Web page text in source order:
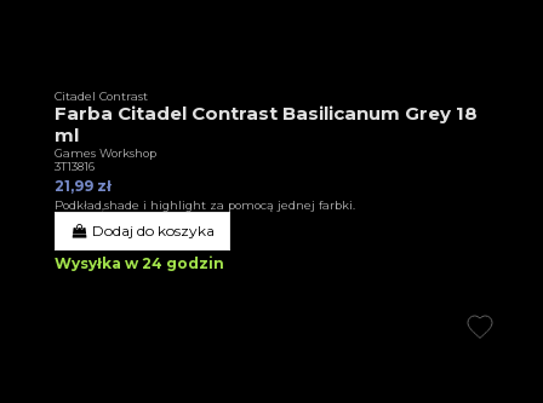
Citadel Contrast
Farba Citadel Contrast Basilicanum Grey 18
ml
Games Workshop
3T13816
21,99 zł
Podkład,shade i highlight za pomocą jednej farbki.
Dodaj do koszyka
Wysyłka w 24 godzin